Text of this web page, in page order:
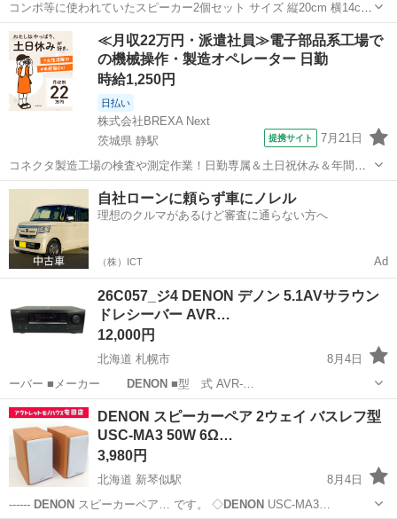
コンポ等に使われていたスピーカー2個セット サイズ 縦20cm 横14cm
奥行13cm ⚠️注意事項⚠️ 定型文の方お断り 引き取り日 時間記載お願い
します。 気持ちの良い取引お願い致します。 お値下げは出来ません。
滋賀 大津市 志賀駅 オーディオ DENON
≪月収22万円・派遣社員≫電子部品系工場で
の機械操作・製造オペレーター 日勤
時給1,250円
日払い
株式会社BREXA Next
茨城県 静駅
提携サイト 7月21日
コネクタ製造工場の検査や測定作業！日勤専属＆土日祝休み＆年間休
日128日★クリーンルーム内作業★マイカー通勤OK＆無料駐車場あり
★就業先食堂利用可！日払い制度あり！《茨城県常陸大宮市》 人気の
工場のお仕事 ◇コネクタ製造工...
茨城 常陸大宮市 その他
自社ローンに頼らず車にノレル
理想のクルマがあるけど審査に通らない方へ
（株）ICT Ad
26C057_ジ4 DENON デノン 5.1AVサラウン
ドレシーバー AVR…
12,000円
北海道 札幌市
8月4日
DENON ■型 式 AVR-…
北海道 札幌市 オーディオ ファインドプレイス
DENON スピーカーペア 2ウェイ バスレフ型
USC-MA3 50W 6Ω…
3,980円
北海道 新琴似駅
8月4日
------ DENON スピーカーペア… です。 ◇DENON USC-MA3…